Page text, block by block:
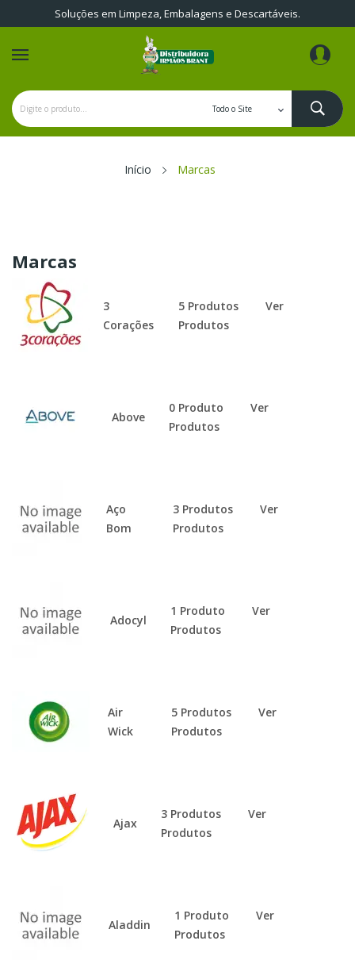
Soluções em Limpeza, Embalagens e Descartáveis.
Início Marcas
Marcas
3
Corações
5 Produtos
Ver
Produtos
Above
0 Produto
Ver
Produtos
Aço
Bom
3 Produtos
Ver
Produtos
Adocyl
1 Produto
Ver
Produtos
Air
Wick
5 Produtos
Ver
Produtos
Ajax
3 Produtos
Ver
Produtos
Aladdin
1 Produto
Ver
Produtos